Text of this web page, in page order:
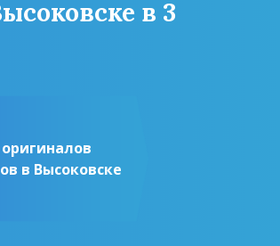
в 3
в Высоковске